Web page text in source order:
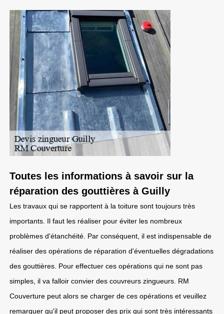
Toutes les informations à savoir sur la
réparation des gouttières à Guilly
Les travaux qui se rapportent à la toiture sont toujours très
importants. Il faut les réaliser pour éviter les nombreux
problèmes d'étanchéité. Par conséquent, il est indispensable de
réaliser des opérations de réparation d'éventuelles dégradations
des gouttières. Pour effectuer ces opérations qui ne sont pas
simples, il va falloir convier des couvreurs zingueurs. RM
Couverture peut alors se charger de ces opérations et veuillez
remarquer qu'il peut proposer des prix qui sont très intéressants